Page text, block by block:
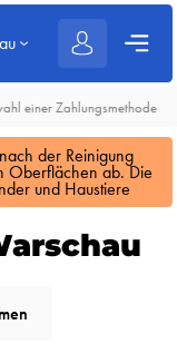
einer Zahlungsmethode
der Reinigung
Oberflächen ab. Die
und Haustiere